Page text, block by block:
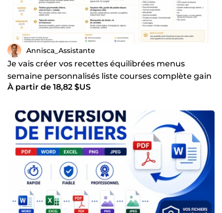
Annisca_Assistante
Je vais créer vos recettes équilibrées menus
semaine personnalisés liste courses complète gain
de temps
À partir de 18,82 $US